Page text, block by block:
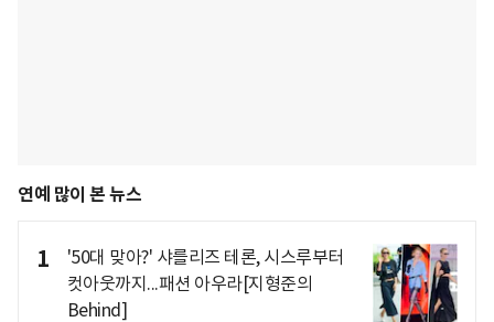
연예 많이 본 뉴스
1
'50대 맞아?' 샤를리즈 테론, 시스루부터
컷아웃까지...패션 아우라[지형준의
Behind]